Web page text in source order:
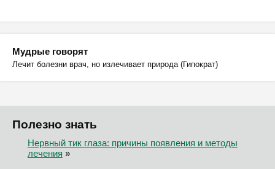
Мудрые говорят
Лечит болезни врач, но излечивает природа (Гипократ)
Полезно знать
Нервный тик глаза: причины появления и методы
лечения »